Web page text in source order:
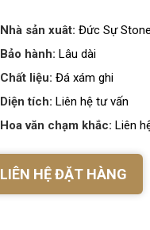
Nhà sản xuât: Đức Sự Stone
Bảo hành: Lâu dài
Chất liệu: Đá xám ghi
Diện tích: Liên hệ tư vấn
Hoa văn chạm khắc: Liên
LIÊN HỆ ĐẶT HÀNG